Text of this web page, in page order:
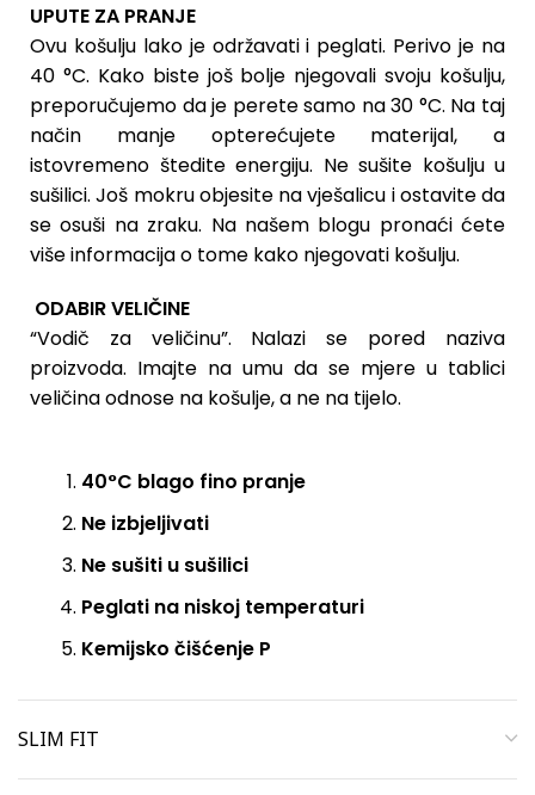
UPUTE ZA PRANJE
Ovu košulju lako je održavati i peglati. Perivo je na
40 °C. Kako biste još bolje njegovali svoju košulju,
preporučujemo da je perete samo na 30 °C. Na taj
način manje opterećujete materijal, a
istovremeno štedite energiju. Ne sušite košulju u
sušilici. Još mokru objesite na vješalicu i ostavite da
se osuši na zraku. Na našem blogu pronaći ćete
više informacija o tome kako njegovati košulju.
ODABIR VELIČINE
“Vodič za veličinu”. Nalazi se pored naziva
proizvoda. Imajte na umu da se mjere u tablici
veličina odnose na košulje, a ne na tijelo.
40°C blago fino pranje
Ne izbjeljivati
Ne sušiti u sušilici
Peglati na niskoj temperaturi
Kemijsko čišćenje P
SLIM FIT